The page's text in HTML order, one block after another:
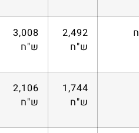
2,492
ש"ח
3,008
ש"ח
1,744
ש"ח
2,106
ש"ח